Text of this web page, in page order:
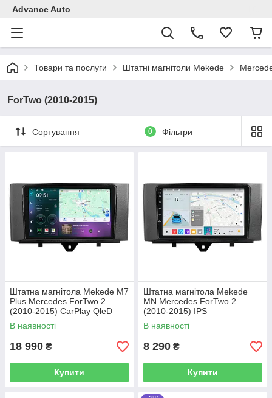
Advance Auto
Товари та послуги Штатні магнітоли Mekede
ForTwo (2010-2015)
Сортування 0 Фільтри
Штатна магнітола Mekede M7
Plus Mercedes ForTwo 2
(2010-2015) CarPlay QleD
В наявності
18 990 ₴
Купити
Штатна магнітола Mekede
MN Mercedes ForTwo 2
(2010-2015) IPS
В наявності
8 290 ₴
Купити